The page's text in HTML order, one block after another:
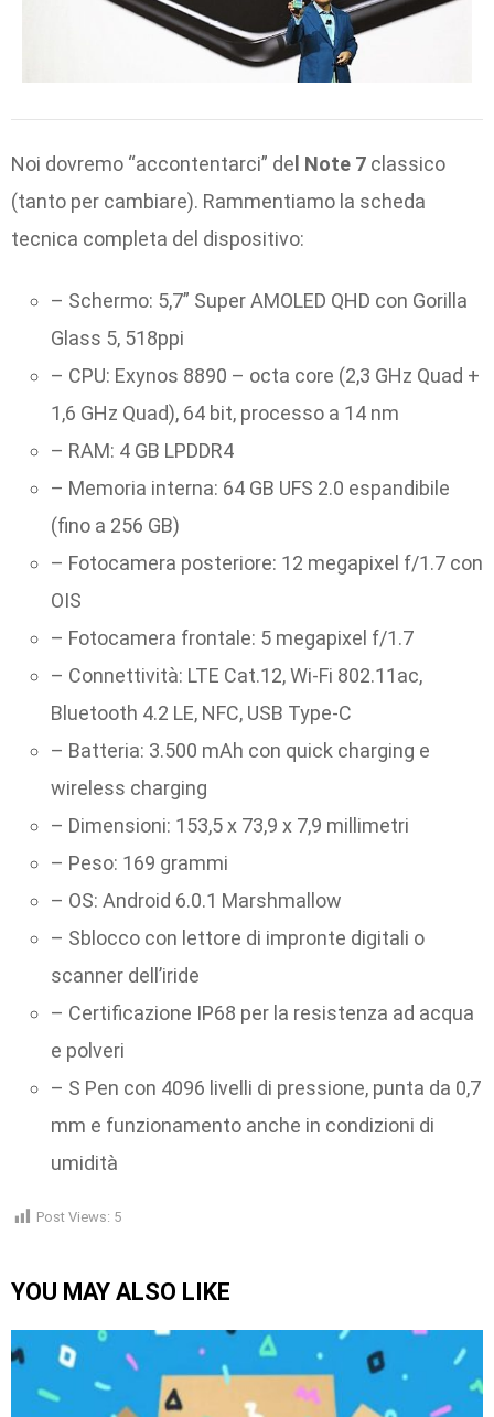
Noi dovremo “accontentarci” del Note 7 classico
(tanto per cambiare). Rammentiamo la scheda
tecnica completa del dispositivo:
– Schermo: 5,7” Super AMOLED QHD con Gorilla
Glass 5, 518ppi
– CPU: Exynos 8890 – octa core (2,3 GHz Quad +
1,6 GHz Quad), 64 bit, processo a 14 nm
– RAM: 4 GB LPDDR4
– Memoria interna: 64 GB UFS 2.0 espandibile
(fino a 256 GB)
– Fotocamera posteriore: 12 megapixel f/1.7 con
OIS
– Fotocamera frontale: 5 megapixel f/1.7
– Connettività: LTE Cat.12, Wi-Fi 802.11ac,
Bluetooth 4.2 LE, NFC, USB Type-C
– Batteria: 3.500 mAh con quick charging e
wireless charging
– Dimensioni: 153,5 x 73,9 x 7,9 millimetri
– Peso: 169 grammi
– OS: Android 6.0.1 Marshmallow
– Sblocco con lettore di impronte digitali o
scanner dell’iride
– Certificazione IP68 per la resistenza ad acqua
e polveri
– S Pen con 4096 livelli di pressione, punta da 0,7
mm e funzionamento anche in condizioni di
umidità
Post Views: 5
YOU MAY ALSO LIKE